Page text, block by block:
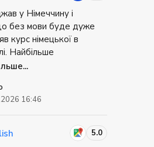
у Німеччину і
без мови буде дуже
курс німецької в
Найбільше
що ми не просто
як орендувати
спілкуватись у банку,
Коли я приїхав, я
16:46
5.0